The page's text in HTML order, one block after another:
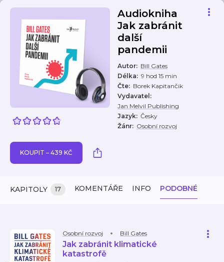
Audiokniha
Jak zabránit
další
pandemii
Autor: Bill Gates
Délka: 9 hod 15 min
Čte: Borek Kapitančik
Vydavatel :
Jan Melvil Publishing
Jazyk: Česky
Žánr: Osobní rozvoj
KOUPIT – 439 KČ
KAPITOLY 17 KOMENTÁŘE INFO PODOBNÉ
Osobní rozvoj Bill Gates
Jak zabránit klimatické
katastrofě